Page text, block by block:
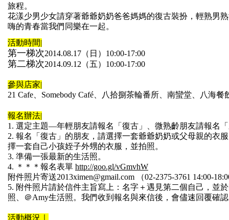
旅程。
花漾少男少女請穿著爺爺奶奶爸爸媽媽的復古裝扮，輕熟男
嗨的青春當我們同樂在一起。
活動時間|
第一梯次2014.08.17（日）10:00-17:00
第二梯次2014.09.12（五）10:00-17:00
參與店家|
21 Cafe、Somebody Café、八拾捌茶輪番所、南蠻堂、八海餐
報名辦法|
1. 選定主題—年輕朋友請報名「復古」、微熟齡朋友請報名「
2. 報名「復古」的朋友，請選擇一套爺爺奶奶或父母親的衣服
擇一套自己小孩姪子外甥的衣服，並拍照。
3. 準備一張最新的生活照。
4. ＊＊＊報名表單 http://goo.gl/vGmvhW
附件照片寄送2013ximen@gmail.com （02-2375-3761 14:00-
5. 附件照片請於信件主旨寫上：名字＋遇見第二個自己，並於
照、＠Amy生活照。我們收到報名與來信後，會儘速回覆確
活動概況｜